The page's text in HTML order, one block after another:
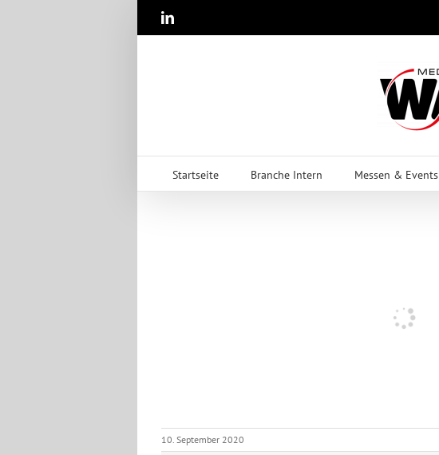
LinkedIn
Startseite Branche Intern Messen & Events
10. September 2020